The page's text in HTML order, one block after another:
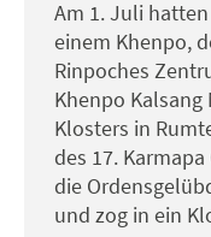
Am 1. Juli
einem Khenpo,
Rinpoches
Khenpo Kalsang
Klosters in
des 17.
die
und zog in ein